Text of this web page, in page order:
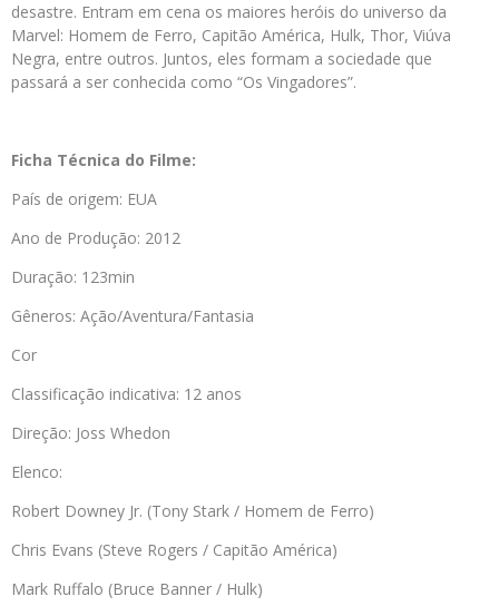
desastre. Entram em cena os maiores heróis do universo da
Marvel: Homem de Ferro, Capitão América, Hulk, Thor, Viúva
Negra, entre outros. Juntos, eles formam a sociedade que
passará a ser conhecida como “Os Vingadores”.
Ficha Técnica do Filme:
País de origem: EUA
Ano de Produção: 2012
Duração: 123min
Gêneros: Ação/Aventura/Fantasia
Cor
Classificação indicativa: 12 anos
Direção: Joss Whedon
Elenco:
Robert Downey Jr. (Tony Stark / Homem de Ferro)
Chris Evans (Steve Rogers / Capitão América)
Mark Ruffalo (Bruce Banner / Hulk)